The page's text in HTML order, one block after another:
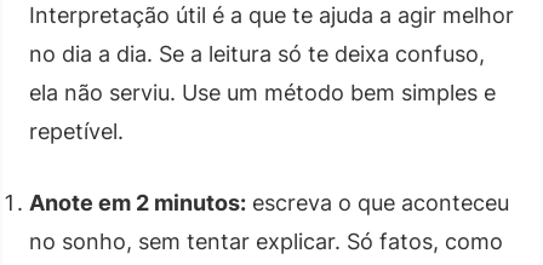
Interpretação útil é a que te ajuda a agir melhor
no dia a dia. Se a leitura só te deixa confuso,
ela não serviu. Use um método bem simples e
repetível.
Anote em 2 minutos: escreva o que aconteceu
no sonho, sem tentar explicar. Só fatos, como